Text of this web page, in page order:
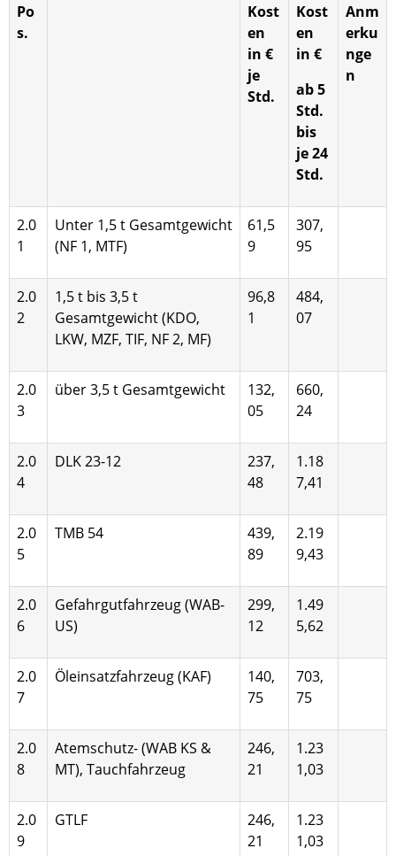
Po
s.
Kost
en
in €
je
Std.
Kost
en
in €
ab 5
Std.
bis
je 24
Std.
Anm
erku
nge
n
2.0
1
Unter 1,5 t Gesamtgewicht
(NF 1, MTF)
61,5
9
307,
95
2.0
2
1,5 t bis 3,5 t
Gesamtgewicht (KDO,
LKW, MZF, TIF, NF 2, MF)
96,8
1
484,
07
2.0
3
über 3,5 t Gesamtgewicht
132,
05
660,
24
2.0
4
DLK 23-12
237,
48
1.18
7,41
2.0
5
TMB 54
439,
89
2.19
9,43
2.0
6
Gefahrgutfahrzeug (WAB-
US)
299,
12
1.49
5,62
2.0
7
Öleinsatzfahrzeug (KAF)
140,
75
703,
75
2.0
8
Atemschutz- (WAB KS &
MT), Tauch­fahrzeug
246,
21
1.23
1,03
2.0
9
GTLF
246,
21
1.23
1,03